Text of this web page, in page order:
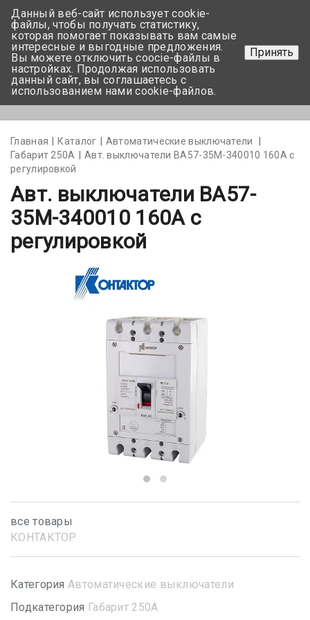
+375 17-350-99-56
+375 44-752-82-08
Задать вопрос
Главная Каталог
Автоматические выключатели
Габарит 250А
Авт. выключатели ВА57-35M-340010 160А с
регулировкой
Авт. выключатели ВА57-
35M-340010 160А с
регулировкой
все товары
КОНТАКТОР
Категория Автоматические выключатели
Подкатегория Габарит 250А
Данный веб-сайт использует cookie-
файлы, чтобы получать статистику,
которая помогает показывать вам самые
интересные и выгодные предложения.
Вы можете отключить coocie-файлы в
настройках. Продолжая использовать
данный сайт, вы соглашаетесь с
использованием нами cookie-файлов.
Принять